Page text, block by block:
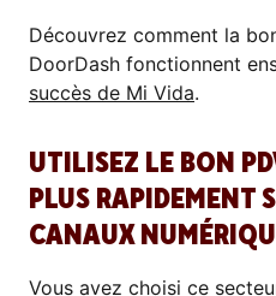
Découvrez comment la
DoorDash fonctionnent
succès de Mi Vida.
UTILISEZ LE BON
PLUS RAPIDEMENT
CANAUX
Vous avez choisi ce